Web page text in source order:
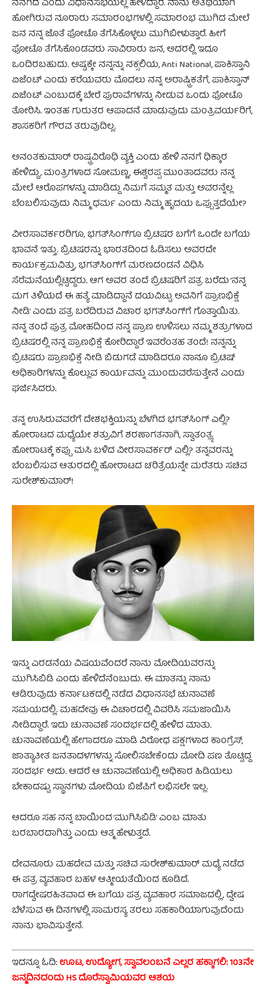
ನನಗಿದೆ ಎಂದು ವಿಧಾನಸಭೆಯಲ್ಲಿ ಹೇಳಿದ್ದಾರೆ. ನಾನು ಅತಿಥಿಯಾಗಿ
ಹೋಗಿರುವ ನೂರಾರು ಸಮಾರಂಭಗಳಲ್ಲಿ ಸಮಾರಂಭ ಮುಗಿದ ಮೇಲೆ
ಜನ ನನ್ನ ಜೊತೆ ಫೋಟೊ ತೆಗೆಸಿಕೊಳ್ಳಲು ಮುಗಿಬೀಳುತ್ತಾರೆ. ಹೀಗೆ
ಫೋಟೊ ತೆಗೆಸಿಕೊಂಡವರು ಸಾವಿರಾರು ಜನ, ಅದರಲ್ಲಿ ಇದೂ
ಒಂದಿರಬಹುದು. ಅಷ್ಟಕ್ಕೇ ನನ್ನನ್ನು ನಕ್ಸಲಿಯ, Anti National, ಪಾಕಿಸ್ತಾನಿ
ಏಜೆಂಟ್ ಎಂದು ಕರೆಯವರು ಮೊದಲು ನನ್ನ ಅರಾಷ್ಟ್ರಿಕತೆಗೆ, ಪಾಕಿಸ್ತಾನ್
ಏಜೆಂಟ್ ಎಂಬುದಕ್ಕೆ ಬೇರೆ ಪುರಾವೆಗಳನ್ನು ನೀಡುವ ಒಂದು ಫೋಟೊ
ತೋರಿಸಿ. ಇಂತಹ ಗುರುತರ ಆಪಾದನೆ ಮಾಡುವುದು ಮಂತ್ರಿವರ್ಯರಿಗೆ,
ಶಾಸಕರಿಗೆ ಗೌರವ ತರುವುದಿಲ್ಲ.
ಅನಂತಕುಮಾರ್ ರಾಷ್ಟ್ರವಿರೊಧಿ ವ್ಯಕ್ತಿ ಎಂದು ಹೇಳಿ ನನಗೆ ಧಿಕ್ಕಾರ
ಹೇಳಿದ್ದು, ಮಂತ್ರಿಗಳಾದ ಸೋಮಣ್ಣ, ಈಶ್ವರಪ್ಪ ಮುಂತಾದವರು ನನ್ನ
ಮೇಲೆ ಆರೊಪಗಳನ್ನು ಮಾಡಿದ್ದು ನಿಮಗೆ ಸಮ್ಮತ ಮತ್ತು ಅವರನ್ನೆಲ್ಲ
ಬೆಂಬಲಿಸುವುದು ನಿಮ್ಮ ಧರ್ಮ ಎಂದು ನಿಮ್ಮ ಹೃದಯ ಒಪ್ಪುತ್ತದೆಯೇ?
ವೀರಸಾವರ್ಕರರಿಗೂ, ಭಗತ್‌ಸಿಂಗ್‌ಗೂ ಬ್ರಿಟಿಷರ ಬಗೆಗೆ ಒಂದೇ ಬಗೆಯ
ಭಾವನೆ ಇತ್ತು. ಬ್ರಿಟಿಷರನ್ನು ಭಾರತದಿಂದ ಓಡಿಸಲು ಅವರದೇ
ಕಾರ್ಯಕ್ರಮವಿತ್ತು, ಭಗತ್‌ಸಿಂಗ್‌ಗೆ ಮರಣದಂಡನೆ ವಿಧಿಸಿ
ಸೆರೆಮನೆಯಲ್ಲಿಟ್ಟಿದ್ದರು. ಆಗ ಅವರ ತಂದೆ ಬ್ರಿಟಿಷರಿಗೆ ಪತ್ರ ಬರೆದು ‘ನನ್ನ
ಮಗ ತಿಳಿಯದೆ ಈ ಹತ್ಯೆ ಮಾಡಿದ್ದಾನೆ ದಯವಿಟ್ಟು ಅವನಿಗೆ ಪ್ರಾಣಭಿಕ್ಷೆ
ನೀಡಿ’ ಎಂದು ಪತ್ರ ಬರೆದಿರುವ ವಿಚಾರ ಭಗತ್‌ಸಿಂಗ್‌ಗೆ ಗೊತ್ತಾಯಿತು.
ನನ್ನ ತಂದೆ ಪುತ್ರ ಮೋಹದಿಂದ ನನ್ನ ಪ್ರಾಣ ಉಳಿಸಲು ನಮ್ಮ ಶತ್ರುಗಳಾದ
ಬ್ರಿಟಿಷರಲ್ಲಿ ನನ್ನ ಪ್ರಾಣಭಿಕ್ಷೆ ಕೋರಿದ್ದಾರೆ ಇವರೆಂತಹ ತಂದೆ! ನನ್ನನ್ನು
ಬ್ರಿಟಿಷರು ಪ್ರಾಣಭಿಕ್ಷೆ ನೀಡಿ ಬಿಡುಗಡೆ ಮಾಡಿದರೂ ನಾನೂ ಬ್ರಿಟಿಷ್
ಅಧಿಕಾರಿಗಳನ್ನು ಕೊಲ್ಲುವ ಕಾರ್ಯವನ್ನು ಮುಂದುವರೆಸುತ್ತೇನೆ ಎಂದು
ಘರ್ಜಿಸಿದರು.
ತನ್ನ ಉಸಿರುವವರೆಗೆ ದೇಶಭಕ್ತಿಯನ್ನು ಬೆಳಗಿದ ಭಗತ್‌ಸಿಂಗ್ ಎಲ್ಲಿ?
ಹೋರಾಟದ ಮಧ್ಯೆಯೇ ಶತ್ರುವಿಗೆ ಶರಣಾಗತನಾಗಿ, ಸ್ವಾತಂತ್ರ್ಯ
ಹೋರಾಟಕ್ಕೆ ಕಪ್ಪು ಮಸಿ ಬಳಿದ ವೀರಸಾವರ್ಕರ್ ಎಲ್ಲಿ? ತನ್ನವರನ್ನು
ಬೆಂಬಲಿಸುವ ಆತುರದಲ್ಲಿ ಹೋರಾಟದ ಚರಿತ್ರೆಯನ್ನೇ ಮರೆತರು ಸಚಿವ
ಸುರೇಶ್‌ಕುಮಾರ್!
ಇನ್ನು ಎರಡನೆಯ ವಿಷಯವೆಂದರೆ ನಾನು ಮೋದಿಯವರನ್ನು
ಮುಗಿಸಿಬಿಡಿ ಎಂದು ಹೇಳಿದೆನೆಂಬುದು. ಈ ಮಾತನ್ನು ನಾನು
ಆಡಿರುವುದು ಕರ್ನಾಟಕದಲ್ಲಿ ನಡೆದ ವಿಧಾನಸಭೆ ಚುನಾವಣೆ
ಸಮಯದಲ್ಲಿ. ಮಹದೇವು ಈ ವಿಚಾರದಲ್ಲಿ ವಿವರಿಸಿ ಸಮಜಾಯಿಸಿ
ನೀಡಿದ್ದಾರೆ. ಇದು ಚುನಾವಣೆ ಸಂದರ್ಭದಲ್ಲಿ ಹೇಳಿದ ಮಾತು.
ಚುನಾವಣೆಯಲ್ಲಿ ಹೇಗಾದರೂ ಮಾಡಿ ವಿರೋಧ ಪಕ್ಷಗಳಾದ ಕಾಂಗ್ರೆಸ್,
ಜಾತ್ಯಾತೀತ ಜನತಾದಳಗಳನ್ನು ಸೋಲಿಸಬೇಕೆಂದು ಮೋದಿ ಪಣ ತೊಟ್ಟಿದ್ದ
ಸಂದರ್ಭ ಅದು. ಆದರೆ ಆ ಚುನಾವಣೆಯಲ್ಲಿ ಅಧಿಕಾರ ಹಿಡಿಯಲು
ಬೇಕಾದಷ್ಟು ಸ್ಥಾನಗಳು ಮೋದಿಯ ಬಿಜೆಪಿಗೆ ಲಭಿಸಲೇ ಇಲ್ಲ.
ಆದರೂ ಸಹ ನನ್ನ ಬಾಯಿಂದ ‘ಮುಗಿಸಿಬಿಡಿ’ ಎಂಬ ಮಾತು
ಬರಬಾರದಾಗಿತ್ತು ಎಂದು ಆತ್ಮ ಹೇಳುತ್ತದೆ.
ದೇವನೂರು ಮಹದೇವ ಮತ್ತು ಸಚಿವ ಸುರೇಶ್‌ಕುಮಾರ್ ಮಧ್ಯೆ ನಡೆದ
ಈ ಪತ್ರ ವ್ಯವಹಾರ ಬಹಳ ಆತ್ಮೀಯತೆಯಿಂದ ಕೂಡಿದೆ.
ರಾಗದ್ವೇಷರಹಿತವಾದ ಈ ಬಗೆಯ ಪತ್ರ ವ್ಯವಹಾರ ಸಮಾಜದಲ್ಲಿ, ದ್ವೇಷ
ಬೆಳೆಸುವ ಈ ದಿನಗಳಲ್ಲಿ ಸಾಮರಸ್ಯ ತರಲು ಸಹಕಾರಿಯಾಗುವುದೆಂದು
ನಾನು ಭಾವಿಸುತ್ತೇನೆ.
ಇದನ್ನೂ ಓದಿ:ಊಟ, ಉದ್ಯೋಗ, ಸ್ವಾವಲಂಬನೆ ಎಲ್ಲರ ಹಕ್ಕಾಗಲಿ: 103ನೇ
ಜನ್ಮದಿನದಂದು HS ದೊರೆಸ್ವಾಮಿಯವರ ಆಶಯ